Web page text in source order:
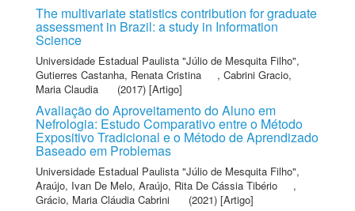
The multivariate statistics contribution for graduate
assessment in Brazil: a study in Information
Science
Universidade Estadual Paulista "Júlio de Mesquita Filho",
Gutierres Castanha, Renata Cristina
, Cabrini Gracio,
Maria Claudia
(2017) [Artigo]
Avaliação do Aproveitamento do Aluno em
Nefrologia: Estudo Comparativo entre o Método
Expositivo Tradicional e o Método de Aprendizado
Baseado em Problemas
Universidade Estadual Paulista "Júlio de Mesquita Filho",
Araújo, Ivan De Melo, Araújo, Rita De Cássia Tibério
,
Grácio, Maria Cláudia Cabrini
(2021) [Artigo]